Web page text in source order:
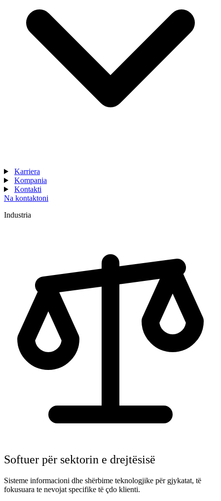
Karriera
Kompania
Kontakti
Na kontaktoni
Industria
Softuer për sektorin e drejtësisë
Sisteme informacioni dhe shërbime teknologjike për gjykatat, të
fokusuara te nevojat specifike të çdo klienti.